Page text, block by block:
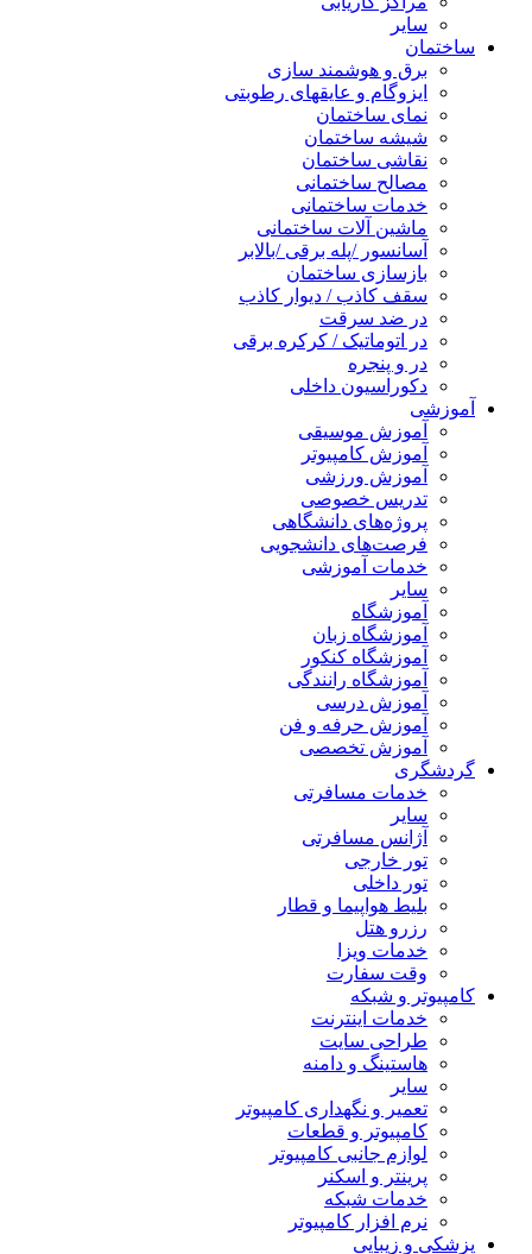
سایر
ساختمان
برق و هوشمند سازی
ایزوگام و عایقهای رطوبتی
نمای ساختمان
شیشه ساختمان
نقاشی ساختمان
مصالح ساختمانی
خدمات ساختمانی
ماشین آلات ساختمانی
آسانسور /پله برقی /بالابر
بازسازی ساختمان
سقف کاذب / دیوار کاذب
در ضد سرقت
در اتوماتیک / کرکره برقی
در و پنجره
دکوراسیون داخلی
آموزشی
آموزش موسیقی
آموزش کامپیوتر
آموزش ورزشی
تدریس خصوصی
پروژه‌های دانشگاهی
فرصت‌های دانشجویی
خدمات آموزشی
سایر
آموزشگاه
آموزشگاه زبان
آموزشگاه کنکور
آموزشگاه رانندگی
آموزش درسی
آموزش حرفه و فن
آموزش تخصصی
گردشگری
خدمات مسافرتی
سایر
آژانس مسافرتی
تور خارجی
تور داخلی
بلیط هواپیما و قطار
رزرو هتل
خدمات ویزا
وقت سفارت
کامپیوتر و شبکه
خدمات اینترنت
طراحی سایت
هاستینگ و دامنه
سایر
تعمیر و نگهداری کامپیوتر
کامپیوتر و قطعات
لوازم جانبی کامپیوتر
پرینتر و اسکنر
خدمات شبکه
نرم افزار کامپیوتر
پزشکی و زیبایی